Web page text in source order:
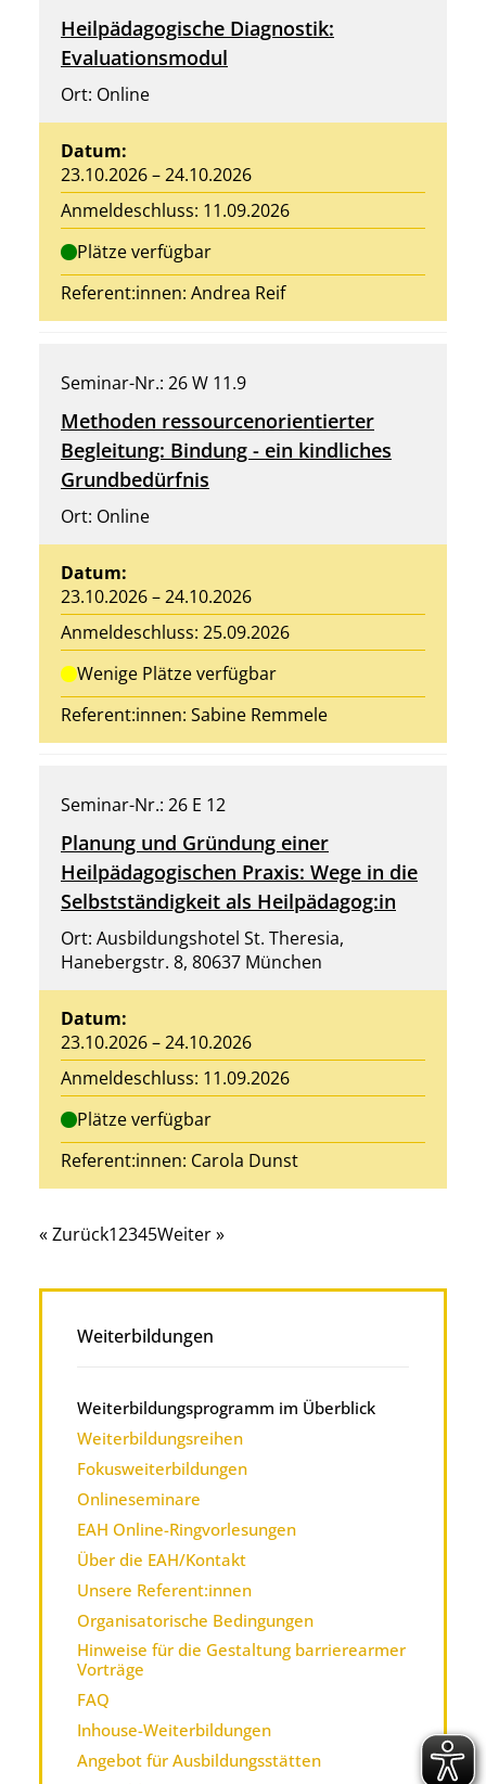
Heilpädagogische Diagnostik:
Evaluationsmodul
Ort: Online
Datum:
23.10.2026 – 24.10.2026
Anmeldeschluss: 11.09.2026
Plätze verfügbar
Referent:innen: Andrea Reif
Seminar-Nr.: 26 W 11.9
Methoden ressourcenorientierter
Begleitung: Bindung - ein kindliches
Grundbedürfnis
Ort: Online
Datum:
23.10.2026 – 24.10.2026
Anmeldeschluss: 25.09.2026
Wenige Plätze verfügbar
Referent:innen: Sabine Remmele
Seminar-Nr.: 26 E 12
Planung und Gründung einer
Heilpädagogischen Praxis: Wege in die
Selbstständigkeit als Heilpädagog:in
Ort: Ausbildungshotel St. Theresia,
Hanebergstr. 8, 80637 München
Datum:
23.10.2026 – 24.10.2026
Anmeldeschluss: 11.09.2026
Plätze verfügbar
Referent:innen: Carola Dunst
« Zurück12345Weiter »
Weiterbildungen
Weiterbildungsprogramm im Überblick
Weiterbildungsreihen
Fokusweiterbildungen
Onlineseminare
EAH Online-Ringvorlesungen
Über die EAH/Kontakt
Unsere Referent:innen
Organisatorische Bedingungen
Hinweise für die Gestaltung barrierearmer
Vorträge
FAQ
Inhouse-Weiterbildungen
Angebot für Ausbildungsstätten